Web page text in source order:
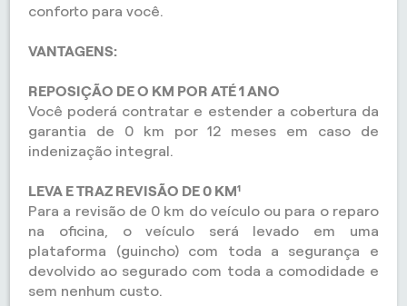
conforto para você.
VANTAGENS:
REPOSIÇÃO DE O KM POR ATÉ 1 ANO
Você poderá contratar e estender a cobertura da
garantia de 0 km por 12 meses em caso de
indenização integral.
LEVA E TRAZ REVISÃO DE 0 KM¹
Para a revisão de 0 km do veículo ou para o reparo
na oficina, o veículo será levado em uma
plataforma (guincho) com toda a segurança e
devolvido ao segurado com toda a comodidade e
sem nenhum custo.